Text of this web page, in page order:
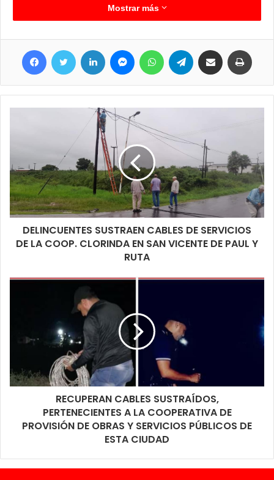
sino durante todo el año, una la de la casa municipal en avenida
España e Italia y el anexo en el Boulevard Larrabure acceso al
complejo habitacional, en ambos lugares el contribuyente puede
acercarse y hacer sus consultas sobre los tributos que desea
abonar o armar planes de pago y allí en cada terminal estarán
los empleados municipales para evacuar esas consultas. Las
19 hs. y recordemos que la moratoria se inicia este viernes 1
de diciembre y se extiende hasta el 31 de diciembre.
Mostrar más
Facebook Twitter LinkedIn MessengerWhatsApp Telegram Compartir por correo electrónico
DELINCUENTES SUSTRAEN CABLES DE SERVICIOS
DE LA COOP. CLORINDA EN SAN VICENTE DE PAUL Y
RUTA
RECUPERAN CABLES SUSTRAÍDOS,
PERTENECIENTES A LA COOPERATIVA DE
PROVISIÓN DE OBRAS Y SERVICIOS PÚBLICOS DE
ESTA CIUDAD